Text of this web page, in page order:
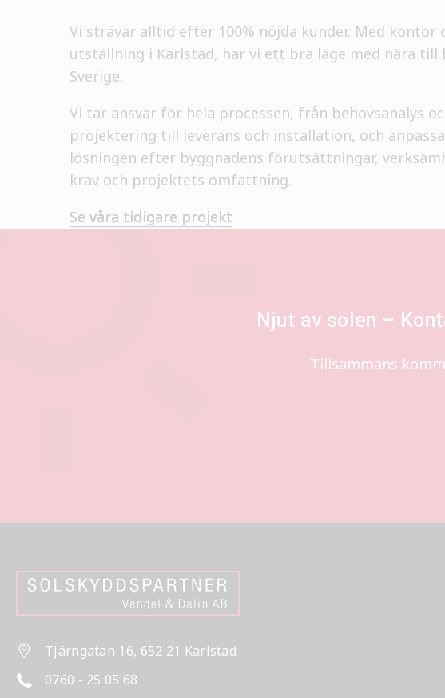
Vi strävar alltid efter 100% nöjda kunder. Med kontor
utställning i Karlstad, har vi ett bra läge med nära till
Sverige.
Vi tar ansvar för hela processen, från behovsanalys
projektering till leverans och installation, och
lösningen efter byggnadens förutsättningar,
krav och projektets omfattning.
Se våra tidigare projekt
Njut av solen –
Tillsammans
Tjärngatan 16, 652 21 Karlstad
0760 - 25 05 68